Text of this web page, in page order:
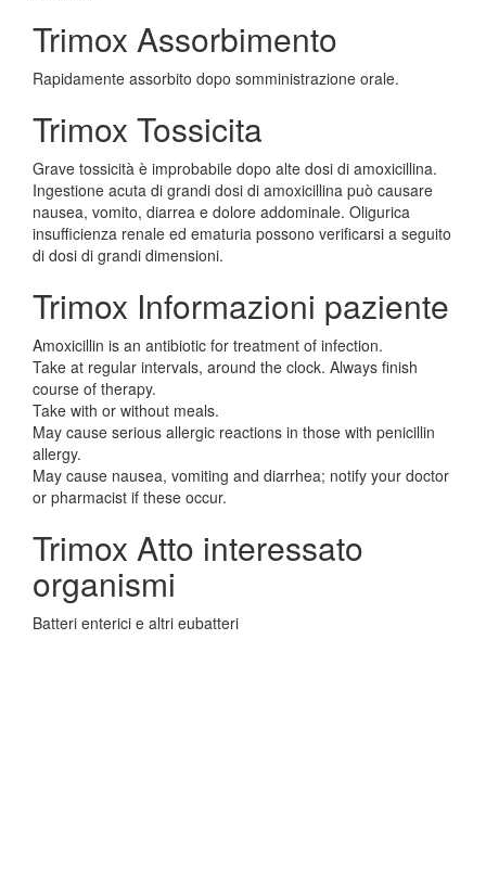
Trimox Assorbimento
Rapidamente assorbito dopo somministrazione orale.
Trimox Tossicita
Grave tossicità è improbabile dopo alte dosi di amoxicillina.
Ingestione acuta di grandi dosi di amoxicillina può causare
nausea, vomito, diarrea e dolore addominale. Oligurica
insufficienza renale ed ematuria possono verificarsi a seguito
di dosi di grandi dimensioni.
Trimox Informazioni paziente
Amoxicillin is an antibiotic for treatment of infection.
Take at regular intervals, around the clock. Always finish
course of therapy.
Take with or without meals.
May cause serious allergic reactions in those with penicillin
allergy.
May cause nausea, vomiting and diarrhea; notify your doctor
or pharmacist if these occur.
Trimox Atto interessato
organismi
Batteri enterici e altri eubatteri